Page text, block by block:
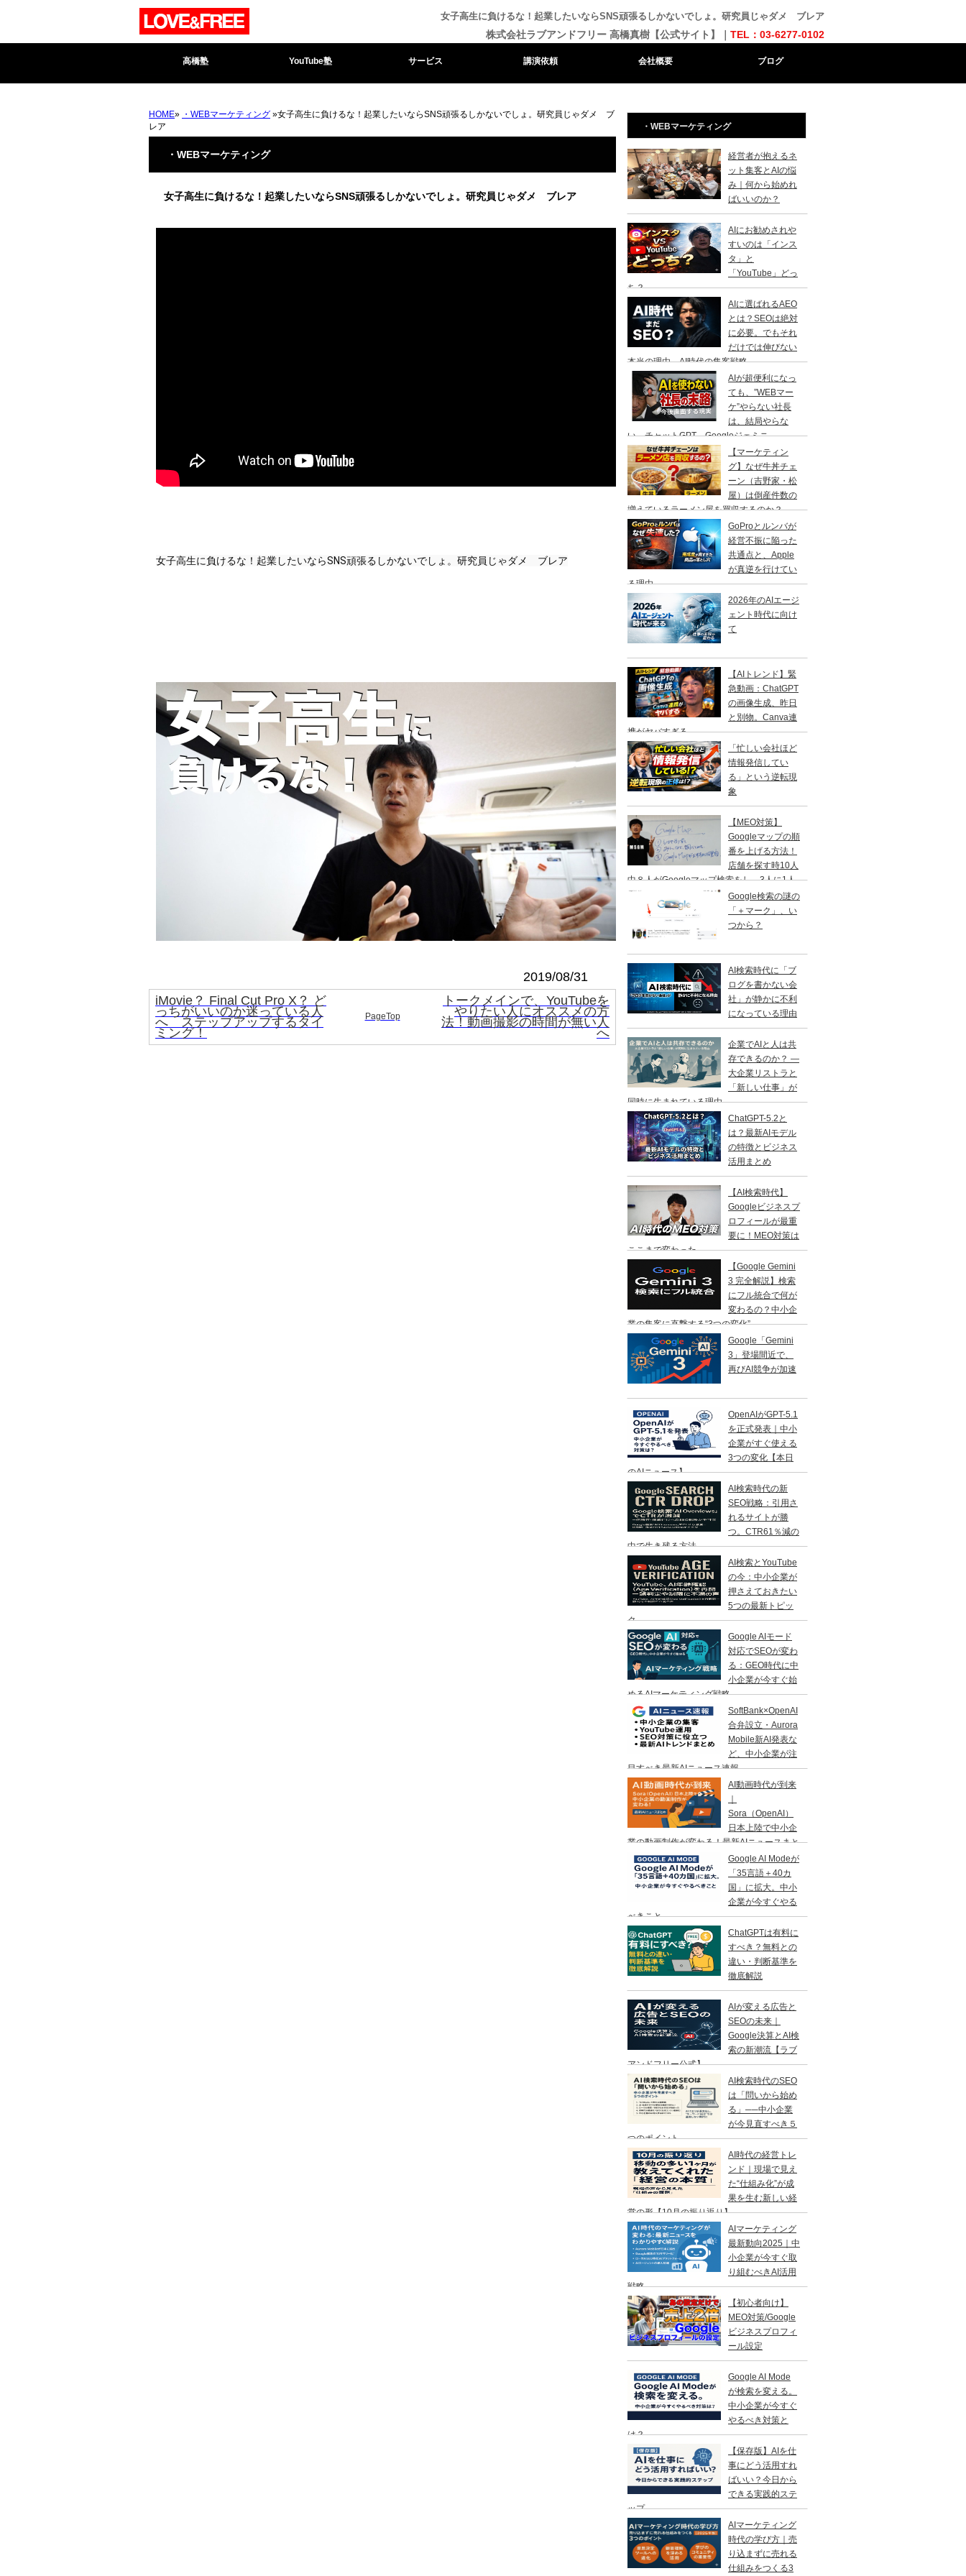
女子高生に負けるな！起業したいならSNS頑張るしかないでしょ。研究員じゃダメ ブレア
株式会社ラブアンドフリー 高橋真樹【公式サイト】｜ TEL：03-6277-0102
高橋塾 YouTube塾 サービス 講演依頼 会社概要 ブログ
HOME» ・WEBマーケティング »女子高生に負けるな！起業したいならSNS頑張るしかないでしょ。研究員じゃダメ ブ
レア
・WEBマーケティング
女子高生に負けるな！起業したいならSNS頑張るしかないでしょ。研究員じゃダメ ブレア
女子高生に負けるな！起業したいならSNS頑張るしかないでしょ。研究員じゃダメ　ブレア
2019/08/31
iMovie？ Final Cut Pro X？ ど
っちがいいのか迷っている人
へ ステップアップするタイ
ミング！
PageTop
トークメインで、YouTubeを
やりたい人にオススメの方
法！動画撮影の時間が無い人
へ
・WEBマーケティング
経営者が抱えるネ
ット集客とAIの悩
み｜何から始めれ
ばいいのか？
AIにお勧めされや
すいのは「インス
タ」と
「YouTube」どっ
ち？
AIに選ばれるAEO
とは？SEOは絶対
に必要。でもそれ
だけでは伸びない
本当の理由、AI時代の集客戦略
AIが超便利になっ
ても、”WEBマー
ケ”やらない社長
は、結局やらな
い。チャットGPT、Googleジェミニ
【マーケティン
グ】なぜ牛丼チェ
ーン（吉野家・松
屋）は倒産件数の
増えているラーメン屋を買収するのか？
GoProとルンバが
経営不振に陥った
共通点と、Apple
が真逆を行けてい
る理由
2026年のAIエージ
ェント時代に向け
て
【AIトレンド】緊
急動画：ChatGPT
の画像生成、昨日
と別物。Canva連
携がヤバすぎる
「忙しい会社ほど
情報発信してい
る」という逆転現
象
【MEO対策】
Googleマップの順
番を上げる方法！
店舗を探す時10人
中８人がGoogleマップ検索をし、3人に1人
は１日以内に来店する事を知ってますか？
Google検索の謎の
「＋マーク」、い
つから？
AI検索時代に「ブ
ログを書かない会
社」が静かに不利
になっている理由
企業でAIと人は共
存できるのか？ ―
大企業リストラと
「新しい仕事」が
同時に生まれている理由 ―
ChatGPT-5.2と
は？最新AIモデル
の特徴とビジネス
活用まとめ
【AI検索時代】
Googleビジネスプ
ロフィールが最重
要に！MEO対策は
ここまで変わった
【Google Gemini
3 完全解説】検索
にフル統合で何が
変わるの？中小企
業の集客に直撃する“3つの変化”
Google「Gemini
3」登場間近で、
再びAI競争が加速
OpenAIがGPT-5.1
を正式発表｜中小
企業がすぐ使える
3つの変化【本日
のAIニュース】
AI検索時代の新
SEO戦略：引用さ
れるサイトが勝
つ。CTR61％減の
中で生き残る方法
AI検索とYouTube
の今：中小企業が
押さえておきたい
5つの最新トピッ
ク
Google AIモード
対応でSEOが変わ
る：GEO時代に中
小企業が今すぐ始
めるAIマーケティング戦略
SoftBank×OpenAI
合弁設立・Aurora
Mobile新AI発表な
ど、中小企業が注
目すべき最新AIニュース速報
AI動画時代が到来
Sora（OpenAI）
日本上陸で中小企
業の動画制作が変わる！最新AIニュースまと
め
Google AI Modeが
「35言語＋40カ
国」に拡大。中小
企業が今すぐやる
べきこと
ChatGPTは有料に
すべき？無料との
違い・判断基準を
徹底解説
AIが変える広告と
SEOの未来｜
Google決算とAI検
索の新潮流【ラブ
アンドフリー公式】
AI検索時代のSEO
は「問いから始め
る」──中小企業
が今見直すべき５
つのポイント
AI時代の経営トレ
ンド｜現場で見え
た“仕組み化”が成
果を生む新しい経
営の形【10月の振り返り】
AIマーケティング
最新動向2025｜中
小企業が今すぐ取
り組むべきAI活用
戦略
【初心者向け】
MEO対策/Google
ビジネスプロフィ
ール設定
Google AI Mode
が検索を変える。
中小企業が今すぐ
やるべき対策と
は？
【保存版】AIを仕
事にどう活用すれ
ばいい？今日から
できる実践的ステ
ップ
AIマーケティング
時代の学び方｜売
り込まずに売れる
仕組みをつくる3